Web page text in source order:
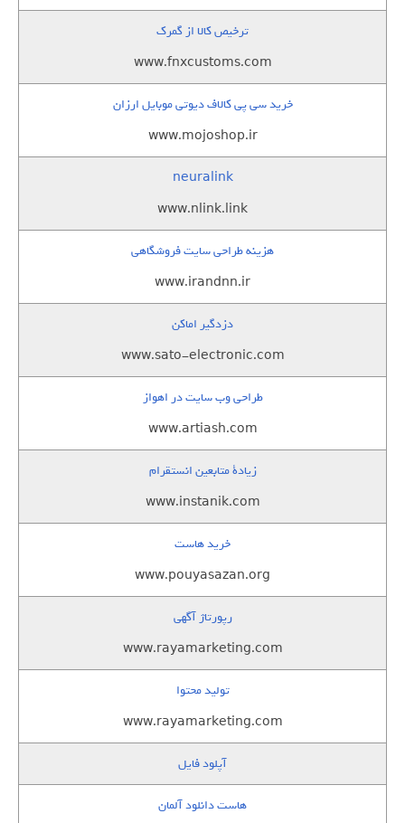
ترخیص کالا از گمرک
www.fnxcustoms.com
خرید سی پی کالاف دیوتی موبایل ارزان
www.mojoshop.ir
neuralink
www.nlink.link
هزینه طراحی سایت فروشگاهی
www.irandnn.ir
دزدگیر اماکن
www.sato-electronic.com
طراحی وب سایت در اهواز
www.artiash.com
زيادة متابعين انستقرام
www.instanik.com
خرید هاست
www.pouyasazan.org
رپورتاژ آگهی
www.rayamarketing.com
تولید محتوا
www.rayamarketing.com
آپلود فایل
هاست دانلود آلمان